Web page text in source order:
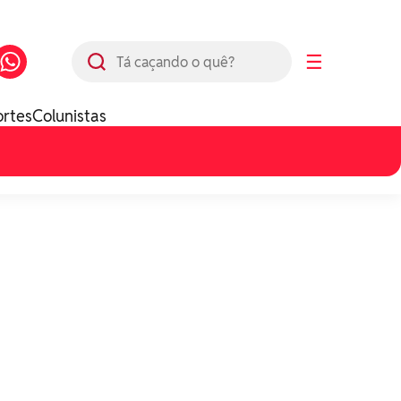
☰
Colunistas